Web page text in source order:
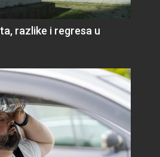
razlike i regresa u